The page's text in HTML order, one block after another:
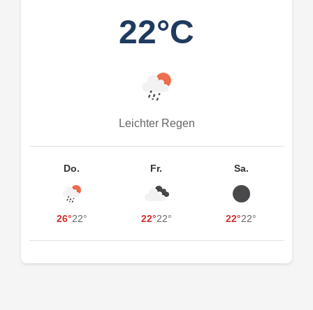
22°C
Leichter Regen
Do.
26°22°
Fr.
22°22°
Sa.
22°22°